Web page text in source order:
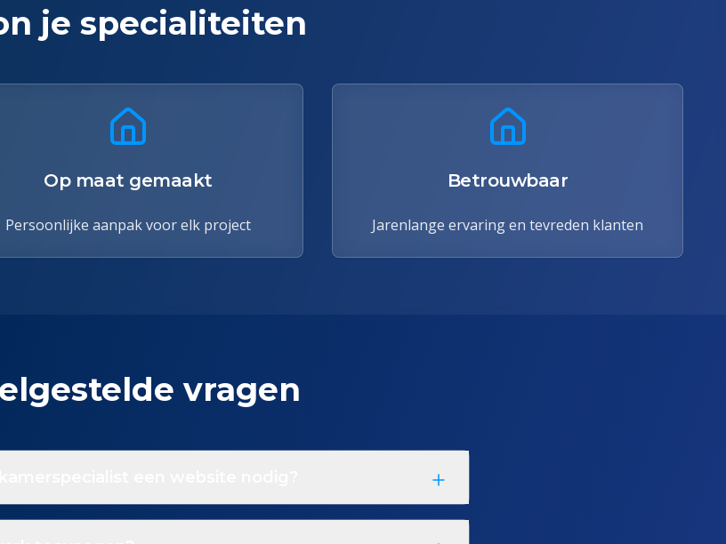
je specialiteiten
Op maat gemaakt
Persoonlijke aanpak voor elk project
Betrouwbaar
Jarenlange ervaring en tevreden klanten
vragen